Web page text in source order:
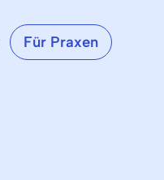
Für Praxen